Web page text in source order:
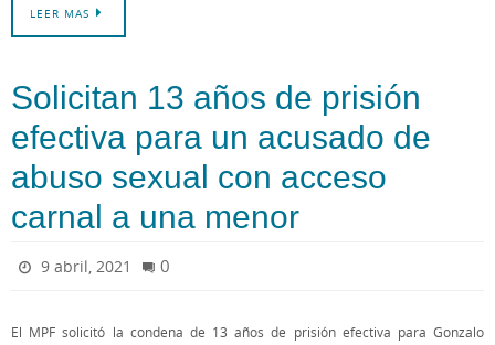
LEER MAS
Solicitan 13 años de prisión
efectiva para un acusado de
abuso sexual con acceso
carnal a una menor
9 abril, 2021 0
El MPF solicitó la condena de 13 años de prisión efectiva para Gonzalo